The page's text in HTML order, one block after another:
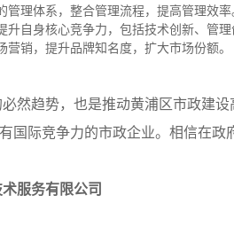
理体系，整合管理流程，提高管理效率
升自身核心竞争力，包括技术创新、管理
销，提升品牌知名度，扩大市场份额。
然趋势，也是推动黄浦区市政建
国际竞争力的市政企业。相信在
术服务有限公司